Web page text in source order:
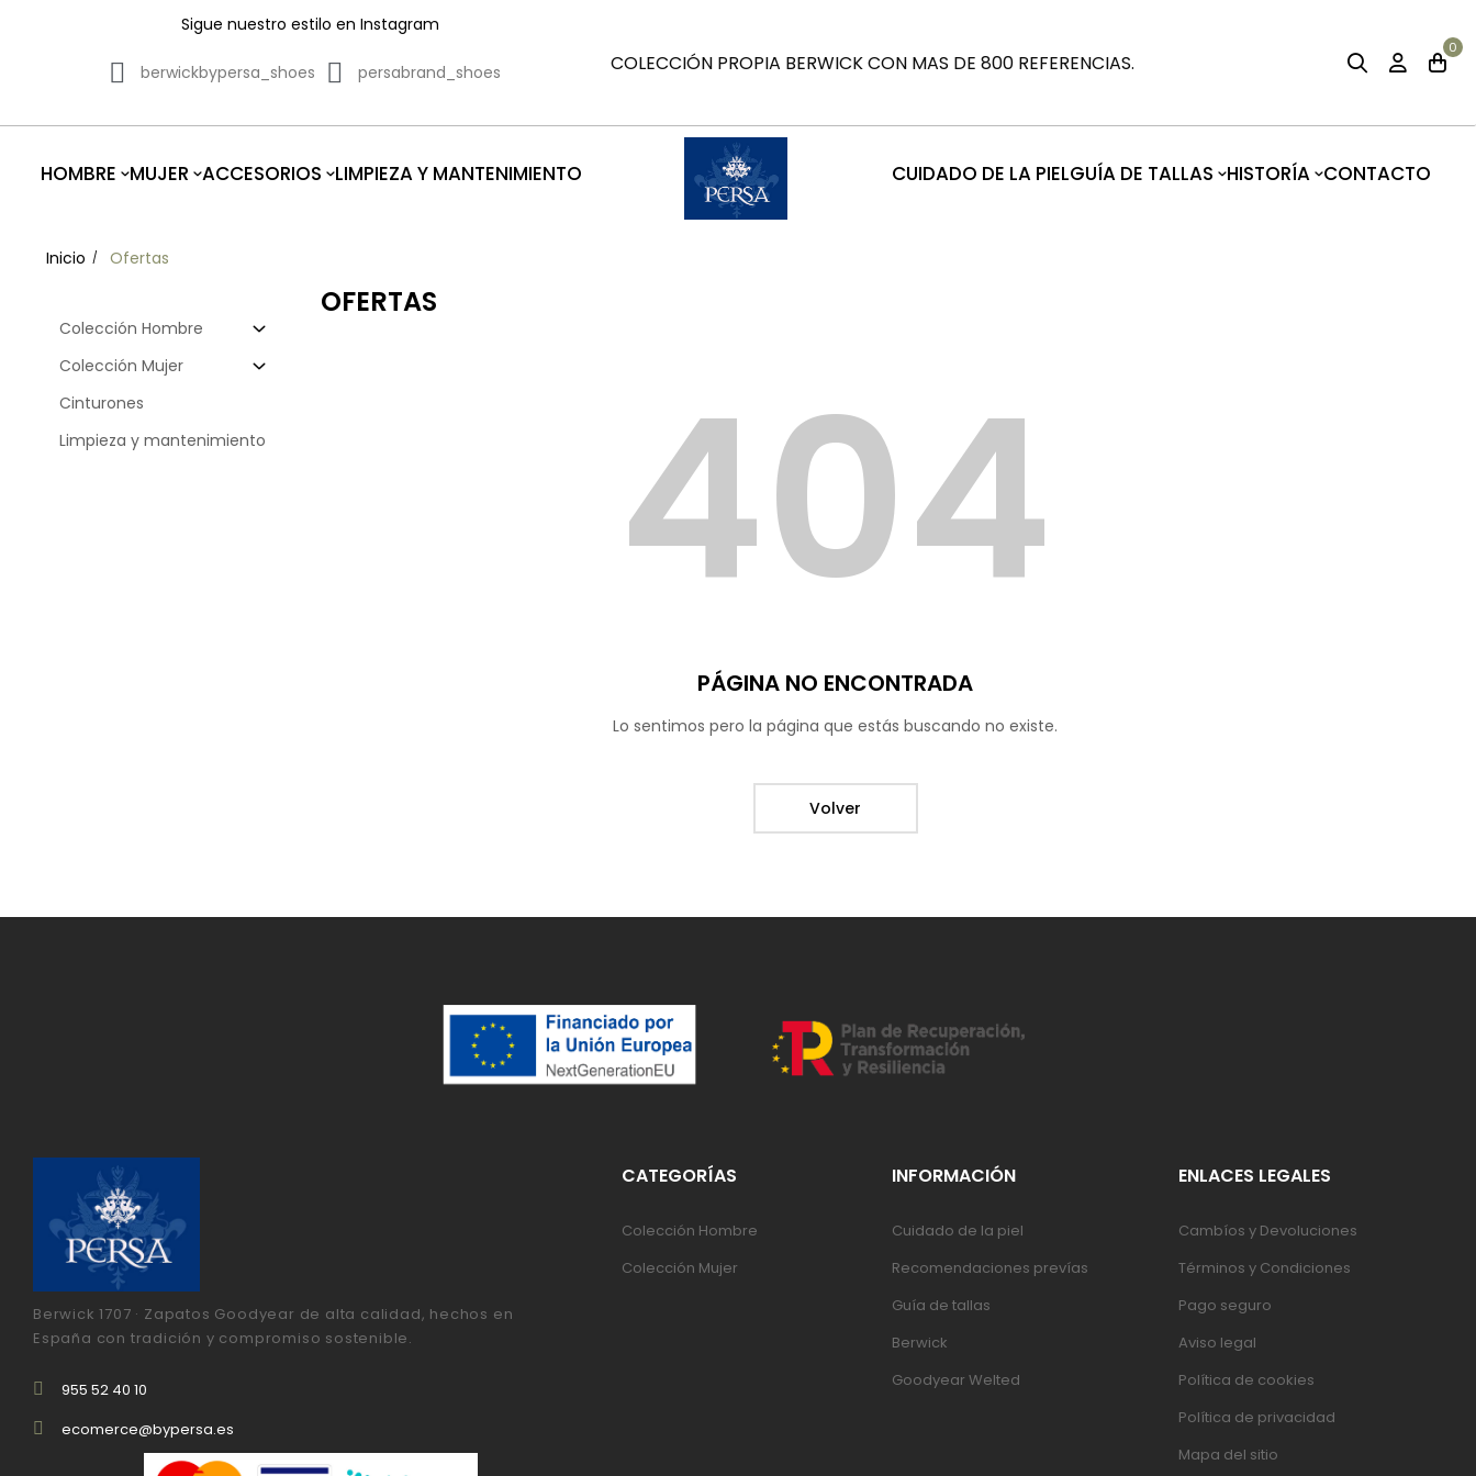
Sigue nuestro estilo en Instagram
berwickbypersa_shoes persabrand_shoes COLECCIÓN PROPIA BERWICK CON MAS DE 800 REFERENCIAS.
0
HOMBRE MUJER ACCESORIOS LIMPIEZA Y MANTENIMIENTO CUIDADO DE LA PIELGUÍA DE TALLAS HISTORÍA CONTACTO
Inicio Ofertas
Colección Hombre
Colección Mujer
Cinturones
Limpieza y mantenimiento
OFERTAS
404
PÁGINA NO ENCONTRADA
Lo sentimos pero la página que estás buscando no existe.
Volver
Berwick 1707 · Zapatos Goodyear de alta calidad, hechos en
España con tradición y compromiso sostenible.
955 52 40 10
ecomerce@bypersa.es
CATEGORÍAS
Colección Hombre
Colección Mujer
INFORMACIÓN
Cuidado de la piel
Recomendaciones prevías
Guía de tallas
Berwick
Goodyear Welted
ENLACES LEGALES
Cambíos y Devoluciones
Términos y Condiciones
Pago seguro
Aviso legal
Política de cookies
Política de privacidad
Mapa del sitio